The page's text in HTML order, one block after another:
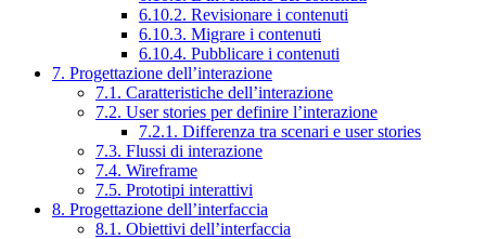
6.10.2. Revisionare i contenuti
6.10.3. Migrare i contenuti
6.10.4. Pubblicare i contenuti
7. Progettazione dell’interazione
7.1. Caratteristiche dell’interazione
7.2. User stories per definire l’interazione
7.2.1. Differenza tra scenari e user stories
7.3. Flussi di interazione
7.4. Wireframe
7.5. Prototipi interattivi
8. Progettazione dell’interfaccia
8.1. Obiettivi dell’interfaccia